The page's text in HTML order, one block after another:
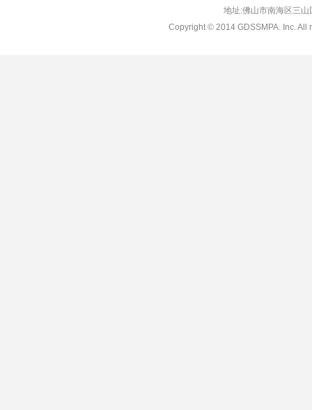
地址:佛山市南海区三
Copyright © 2014 GDSSMPA. Inc. All